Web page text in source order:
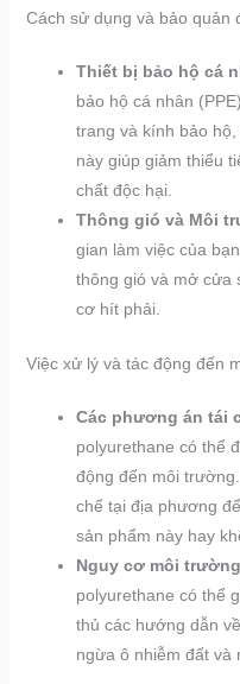
Cách sử dụng và bảo quản
Thiết bị bảo hộ cá
bảo hộ cá nhân
trang và kính bảo
này giúp giảm thiểu
chất độc hại.
Thông gió và Môi
gian làm việc của
thông gió và mở cửa
cơ hít phải.
Việc xử lý và tác động đến
Các phương án tái
polyurethane có thể
động đến môi
chế tại địa phương
sản phẩm này hay
Nguy cơ môi
polyurethane có thể
thủ các hướng dẫn
ngừa ô nhiễm đất và